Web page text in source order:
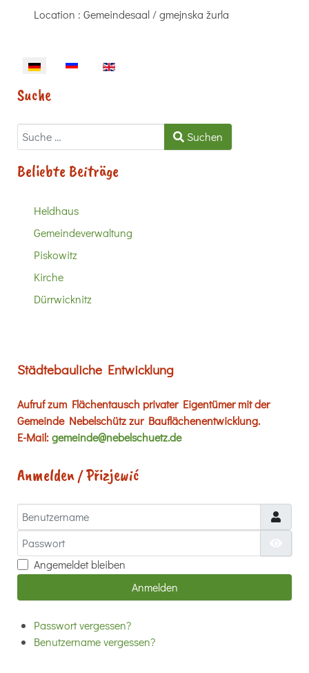
Location : Gemeindesaal / gmejnska žurla
Sprache auswählen
Suche
Suchen Suchen
Beliebte Beiträge
Heldhaus
Gemeindeverwaltung
Piskowitz
Kirche
Dürrwicknitz
Städtebauliche Entwicklung
Aufruf zum Flächentausch privater Eigentümer mit der
Gemeinde Nebelschütz zur Bauflächenentwicklung.
E-Mail:gemeinde@nebelschuetz.de
Anmelden / Přizjewić
Benutzername
Passwort
Angemeldet bleiben
Anmelden
Passwort vergessen?
Benutzername vergessen?